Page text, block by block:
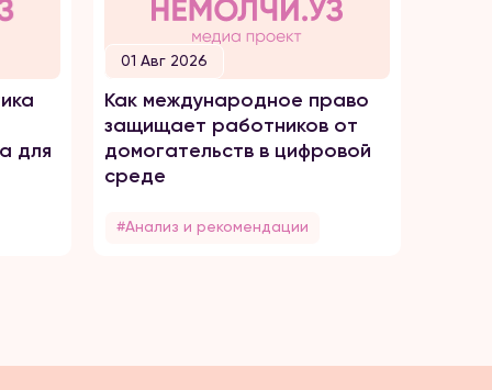
для
01 Авг 2026
Как международное право
защищает работников от
домогательств в цифровой
среде
#Анализ и рекомендации